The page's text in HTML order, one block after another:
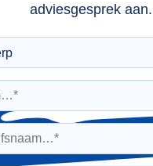
adviesgesprek aan.